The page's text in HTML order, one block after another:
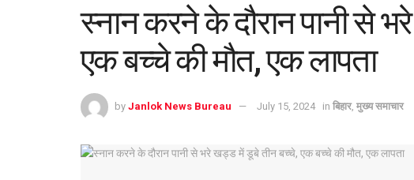
स्नान करने के दौरान पानी से
एक बच्चे की मौत, एक लापता
by Janlok News Bureau July 15, 2024 in बिहार, मुख्य समाचार